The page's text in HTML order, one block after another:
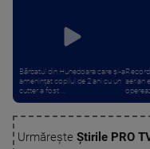
Bărbatul din Hunedoara care și-a
amenințat copilul de 2 ani cu un
cutter a fost ...
aerian
Urmărește Știrile PRO